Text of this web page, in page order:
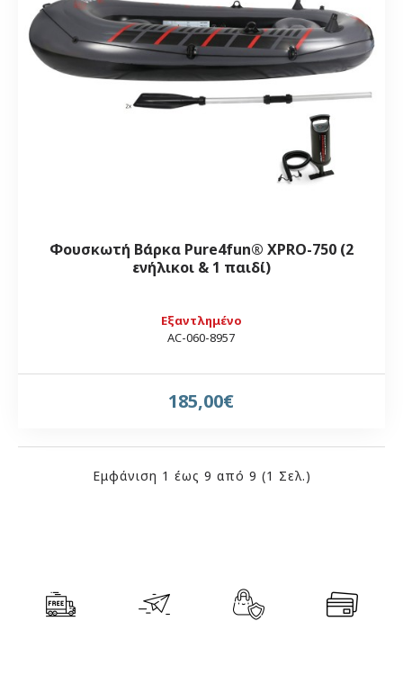
Εξαντλημένο
AC-060-8957
Φουσκωτή Βάρκα Pure4fun® XPRO-750 (2
ενήλικοι & 1 παιδί)
185,00€
Εμφάνιση 1 έως 9 από 9 (1 Σελ.)